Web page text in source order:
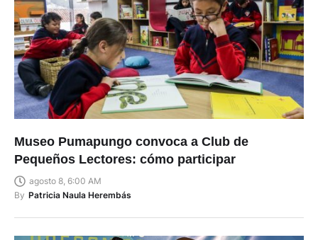
Museo Pumapungo convoca a Club de
Pequeños Lectores: cómo participar
agosto 8, 6:00 AM
By Patricia Naula Herembás